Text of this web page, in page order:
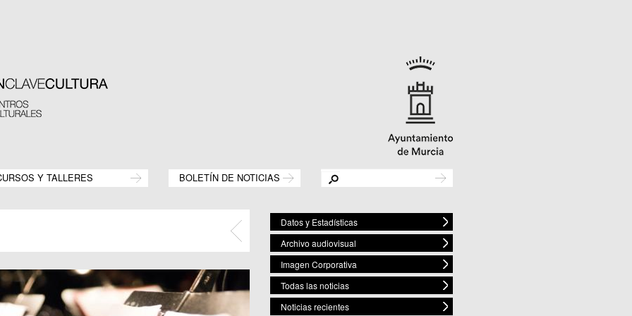
Y TALLERES BOLETÍN DE NOTICIAS
Datos y Estadísticas
Archivo audiovisual
Imagen Corporativa
Todas las noticias
Noticias recientes